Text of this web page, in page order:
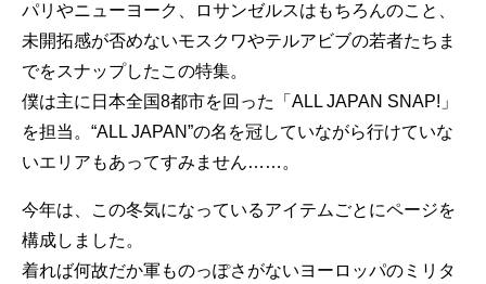
パリやニューヨーク、ロサンゼルスはもちろんのこと、
未開拓感が否めないモスクワやテルアビブの若者たちま
でをスナップしたこの特集。
僕は主に日本全国8都市を回った「ALL JAPAN SNAP!」
を担当。“ALL JAPAN”の名を冠していながら行けていな
いエリアもあってすみません……。
今年は、この冬気になっているアイテムごとにページを
構成しました。
着れば何故だか軍ものっぽさがないヨーロッパのミリタ